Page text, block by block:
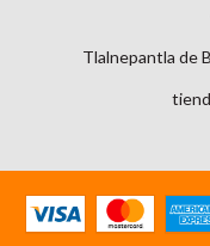
Tlalnepantla de